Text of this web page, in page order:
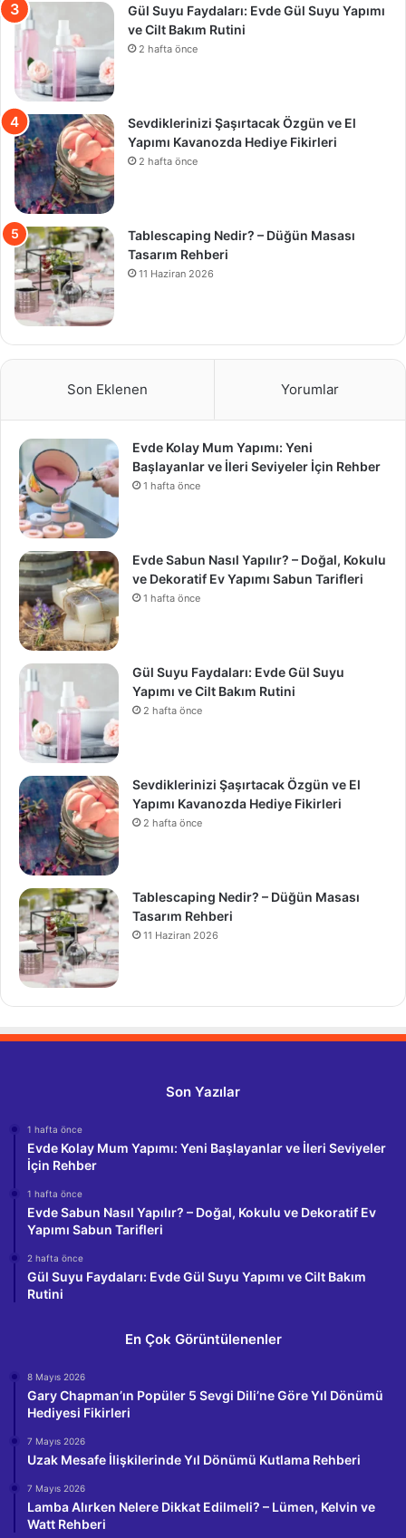
Gül Suyu Faydaları: Evde Gül Suyu Yapımı
ve Cilt Bakım Rutini
2 hafta önce
Sevdiklerinizi Şaşırtacak Özgün ve El
Yapımı Kavanozda Hediye Fikirleri
2 hafta önce
Tablescaping Nedir? – Düğün Masası
Tasarım Rehberi
11 Haziran 2026
Son Eklenen Yorumlar
Evde Kolay Mum Yapımı: Yeni
Başlayanlar ve İleri Seviyeler İçin Rehber
1 hafta önce
Evde Sabun Nasıl Yapılır? – Doğal, Kokulu
ve Dekoratif Ev Yapımı Sabun Tarifleri
1 hafta önce
Gül Suyu Faydaları: Evde Gül Suyu
Yapımı ve Cilt Bakım Rutini
2 hafta önce
Sevdiklerinizi Şaşırtacak Özgün ve El
Yapımı Kavanozda Hediye Fikirleri
2 hafta önce
Tablescaping Nedir? – Düğün Masası
Tasarım Rehberi
11 Haziran 2026
Son Yazılar
1 hafta önce
Evde Kolay Mum Yapımı: Yeni Başlayanlar ve İleri Seviyeler
İçin Rehber
1 hafta önce
Evde Sabun Nasıl Yapılır? – Doğal, Kokulu ve Dekoratif Ev
Yapımı Sabun Tarifleri
2 hafta önce
Gül Suyu Faydaları: Evde Gül Suyu Yapımı ve Cilt Bakım
Rutini
En Çok Görüntülenenler
8 Mayıs 2026
Gary Chapman’ın Popüler 5 Sevgi Dili’ne Göre Yıl Dönümü
Hediyesi Fikirleri
7 Mayıs 2026
Uzak Mesafe İlişkilerinde Yıl Dönümü Kutlama Rehberi
7 Mayıs 2026
Lamba Alırken Nelere Dikkat Edilmeli? – Lümen, Kelvin ve
Watt Rehberi